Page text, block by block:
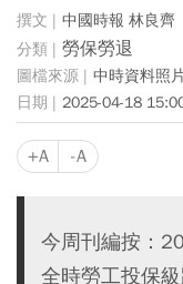
中國時報 林良齊
勞保勞退
中時資料照
2025-04-18
+A -A
今周刊編按：
全時勞工投保